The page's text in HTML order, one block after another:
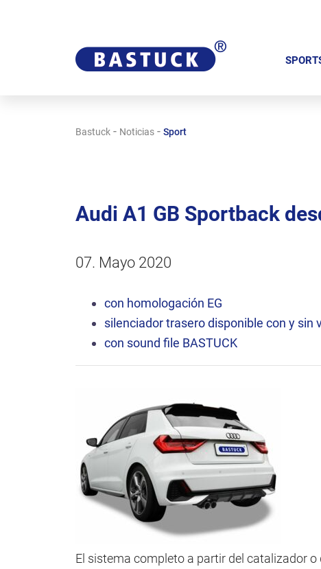
e
Bastuck - Noticias - Sport
Audi A1 GB Sportback
07. Mayo 2020
con homologación EG
silenciador trasero disponible con y sin
con sound file BASTUCK
El sistema completo a partir del catalizador